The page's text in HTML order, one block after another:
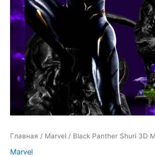
Главная / Marvel / Black Panther Shuri 3D
Marvel